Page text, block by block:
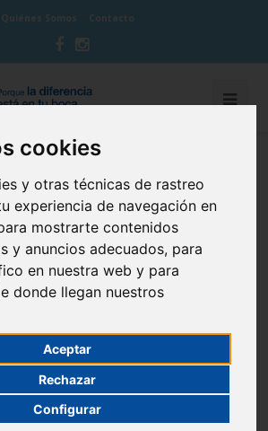
cookies
y otras técnicas de rastreo
experiencia de navegación en
mostrarte contenidos
y anuncios adecuados, para
en nuestra web y para
donde llegan nuestros
Aceptar
Rechazar
Configurar
Quiénes Somos Contacto
CUIDA TU BOCA
a tu boca el tabaco
Cepillado dental